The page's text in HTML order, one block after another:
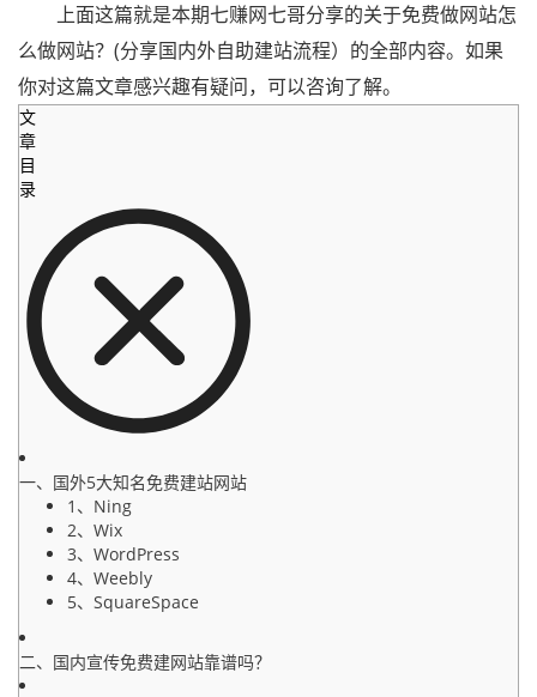
上面这篇就是本期七赚网七哥分享的关于免费做网站怎
么做网站？(分享国内外自助建站流程）的全部内容。如果
你对这篇文章感兴趣有疑问，可以咨询了解。
文
章
目
录
一、国外5大知名免费建站网站
1、Ning
2、Wix
3、WordPress
4、Weebly
5、SquareSpace
二、国内宣传免费建网站靠谱吗？